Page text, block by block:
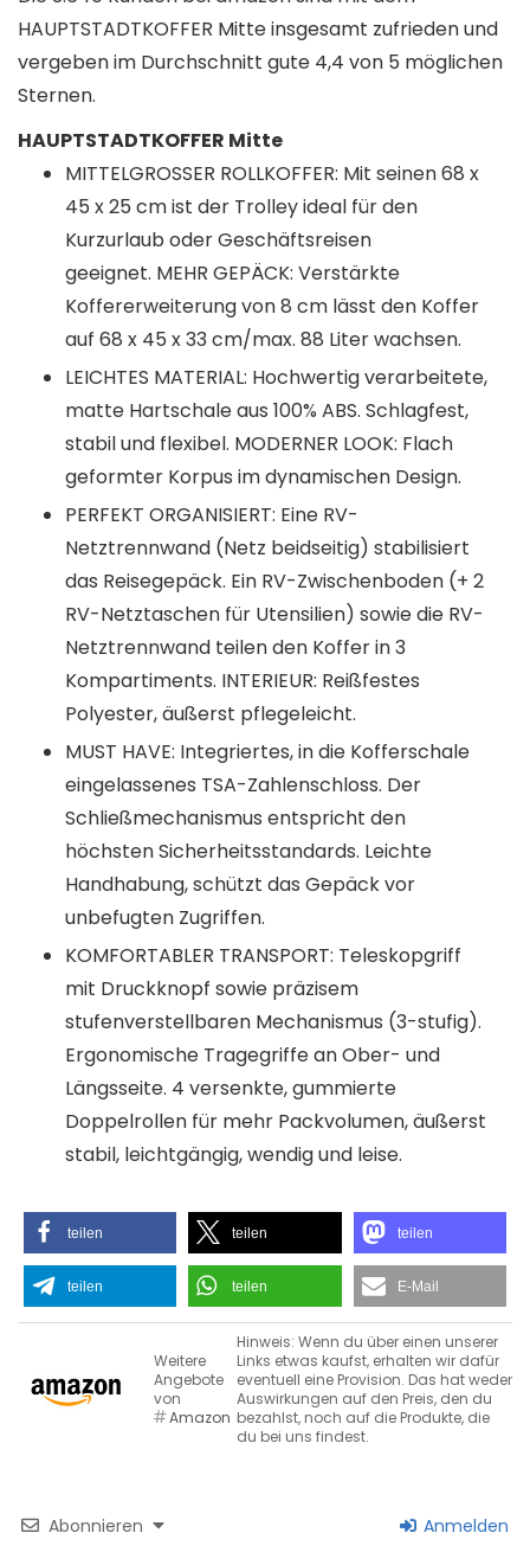
HAUPTSTADTKOFFER Mitte insgesamt zufrieden und
vergeben im Durchschnitt gute 4,4 von 5 möglichen
Sternen.
HAUPTSTADTKOFFER Mitte
MITTELGROSSER ROLLKOFFER: Mit seinen 68 x
45 x 25 cm ist der Trolley ideal für den
Kurzurlaub oder Geschäftsreisen
geeignet. MEHR GEPÄCK: Verstärkte
Koffererweiterung von 8 cm lässt den Koffer
auf 68 x 45 x 33 cm/max. 88 Liter wachsen.
LEICHTES MATERIAL: Hochwertig verarbeitete,
matte Hartschale aus 100% ABS. Schlagfest,
stabil und flexibel. MODERNER LOOK: Flach
geformter Korpus im dynamischen Design.
PERFEKT ORGANISIERT: Eine RV-
Netztrennwand (Netz beidseitig) stabilisiert
das Reisegepäck. Ein RV-Zwischenboden (+ 2
RV-Netztaschen für Utensilien) sowie die RV-
Netztrennwand teilen den Koffer in 3
Kompartiments. INTERIEUR: Reißfestes
Polyester, äußerst pflegeleicht.
MUST HAVE: Integriertes, in die Kofferschale
eingelassenes TSA-Zahlenschloss. Der
Schließmechanismus entspricht den
höchsten Sicherheitsstandards. Leichte
Handhabung, schützt das Gepäck vor
unbefugten Zugriffen.
KOMFORTABLER TRANSPORT: Teleskopgriff
mit Druckknopf sowie präzisem
stufenverstellbaren Mechanismus (3-stufig).
Ergonomische Tragegriffe an Ober- und
Längsseite. 4 versenkte, gummierte
Doppelrollen für mehr Packvolumen, äußerst
stabil, leichtgängig, wendig und leise.
teilen teilen teilen
teilen teilen E-Mail
Weitere
Angebote
von
Amazon
Hinweis: Wenn du über einen unserer
Links etwas kaufst, erhalten wir dafür
eventuell eine Provision. Das hat weder
Auswirkungen auf den Preis, den du
bezahlst, noch auf die Produkte, die
du bei uns findest.
Abonnieren Anmelden